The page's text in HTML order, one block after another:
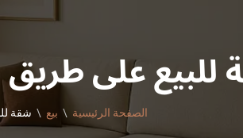
على طريق
الصفحة الرئيسية بيع شقة